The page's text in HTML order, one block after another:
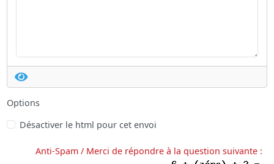
Options
Désactiver le html pour cet envoi
Anti-Spam / Merci de répondre à la question suivante :